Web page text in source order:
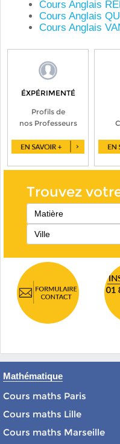
Cours Anglais
Cours Anglais
Cours Anglais
ÉXPÉRIMENTÉ
Profils de
nos Professeurs
Trouvez
Matière
Ville
Mathématique
Cours maths Paris
Cours maths Lille
Cours maths Marseille